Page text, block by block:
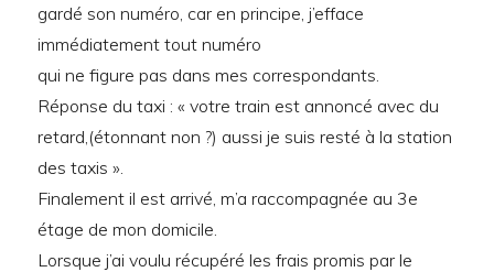
gardé son numéro, car en principe, j’efface
immédiatement tout numéro
qui ne figure pas dans mes correspondants.
Réponse du taxi : « votre train est annoncé avec du
retard,(étonnant non ?) aussi je suis resté à la station
des taxis ».
Finalement il est arrivé, m’a raccompagnée au 3e
étage de mon domicile.
Lorsque j’ai voulu récupéré les frais promis par le